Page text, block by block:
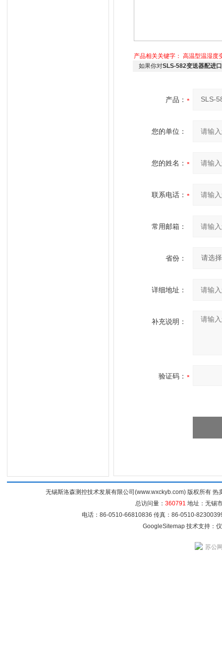
产品相关关键字： 高温型温湿度
如果你对SLS-582变送器配进
产品：
您的单位：
您的姓名：
联系电话：
常用邮箱：
省份：
详细地址：
补充说明：
验证码：
无锡斯洛森测控技术发展有限公司(www.wxckyb.com) 版权所有
总访问量： 360791 地址：无锡
电话：86-0510-66810836 传真：86-0510-
GoogleSitemap技术支持：
苏公